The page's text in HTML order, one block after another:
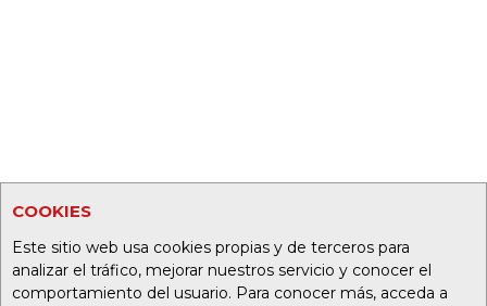
COOKIES
Este sitio web usa cookies propias y de terceros para
analizar el tráfico, mejorar nuestros servicio y conocer el
comportamiento del usuario. Para conocer más, acceda a